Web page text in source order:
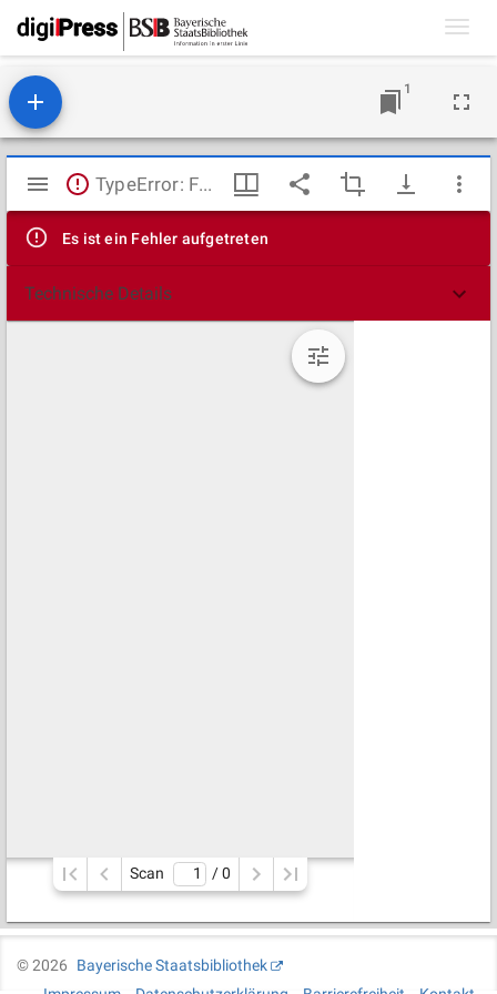
1
Mirador
Viewer
TypeError: Failed to fetch
Es ist ein Fehler aufgetreten
Technische Details
Scan / 0
©2026
Bayerische Staatsbibliothek